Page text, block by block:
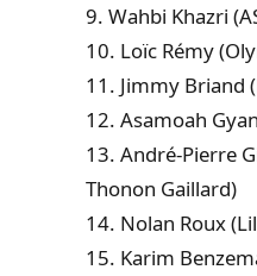
9. Wahbi Khazri
10. Loïc Rémy
11. Jimmy Briand
12. Asamoah
13. André-Pierre
Thonon Gaillard)
14. Nolan Roux
15. Karim